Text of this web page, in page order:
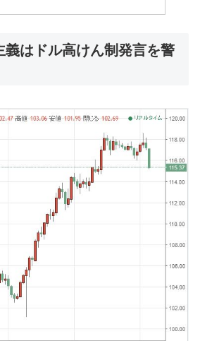
義はドル高けん制発言を警